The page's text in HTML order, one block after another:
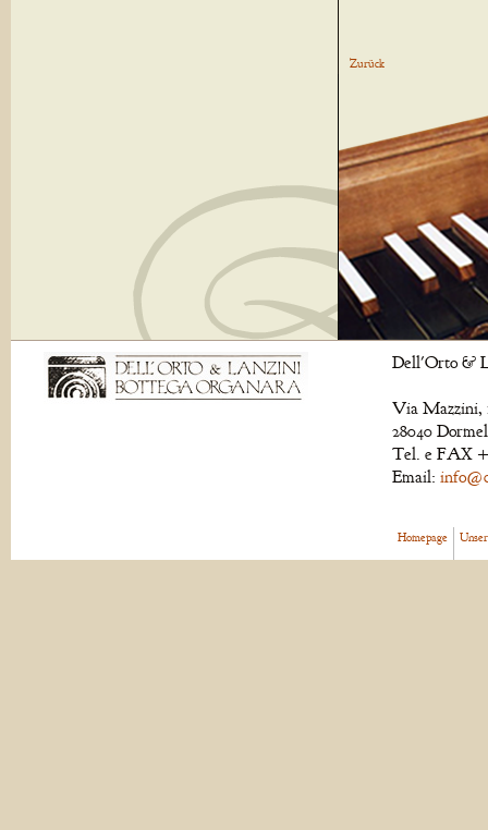
Zurück
Dell'Orto &
Via Mazzini,
28040
Tel. e FAX
Email:
Homepage